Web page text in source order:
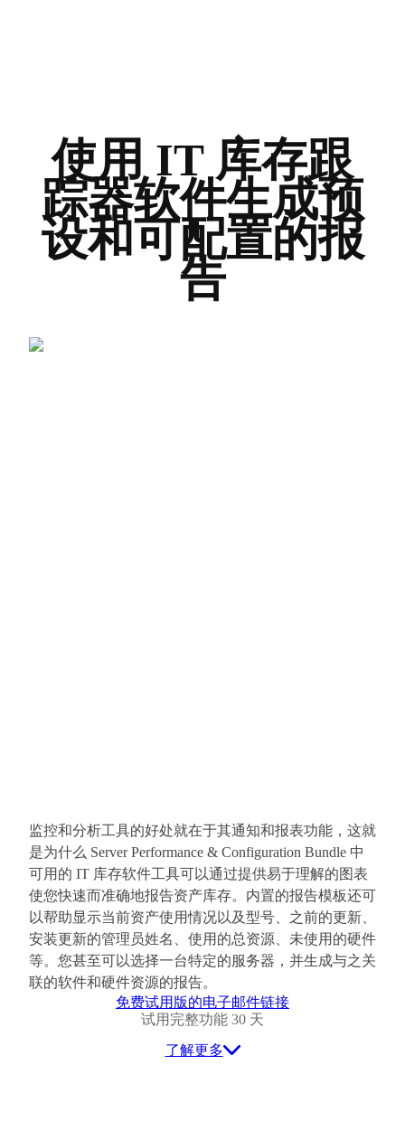
使用 IT 库存跟
踪器软件生成预
设和可配置的报
告
监控和分析工具的好处就在于其通知和报表功能，这就
是为什么 Server Performance & Configuration Bundle 中
可用的 IT 库存软件工具可以通过提供易于理解的图表
使您快速而准确地报告资产库存。内置的报告模板还可
以帮助显示当前资产使用情况以及型号、之前的更新、
安装更新的管理员姓名、使用的总资源、未使用的硬件
等。您甚至可以选择一台特定的服务器，并生成与之关
联的软件和硬件资源的报告。
免费试用版的电子邮件链接
试用完整功能 30 天
了解更多